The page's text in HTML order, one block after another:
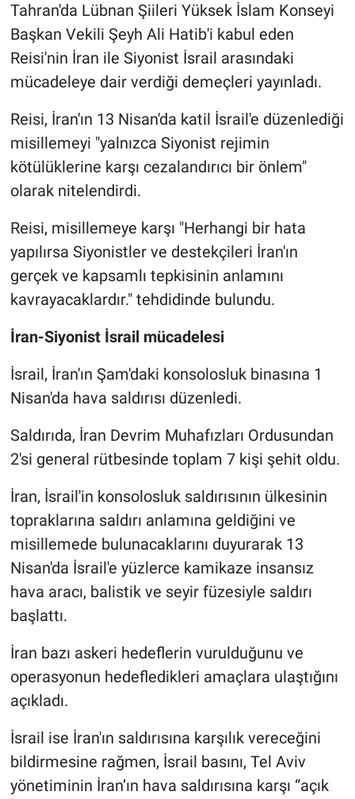
Tahran'da Lübnan Şiileri Yüksek İslam Konseyi
Başkan Vekili Şeyh Ali Hatib'i kabul eden
Reisi'nin İran ile Siyonist İsrail arasındaki
mücadeleye dair verdiği demeçleri yayınladı.
Reisi, İran'ın 13 Nisan'da katil İsrail'e düzenlediği
misillemeyi "yalnızca Siyonist rejimin
kötülüklerine karşı cezalandırıcı bir önlem"
olarak nitelendirdi.
Reisi, misillemeye karşı "Herhangi bir hata
yapılırsa Siyonistler ve destekçileri İran'ın
gerçek ve kapsamlı tepkisinin anlamını
kavrayacaklardır." tehdidinde bulundu.
İran-Siyonist İsrail mücadelesi
İsrail, İran'ın Şam'daki konsolosluk binasına 1
Nisan'da hava saldırısı düzenledi.
Saldırıda, İran Devrim Muhafızları Ordusundan
2'si general rütbesinde toplam 7 kişi şehit oldu.
İran, İsrail'in konsolosluk saldırısının ülkesinin
topraklarına saldırı anlamına geldiğini ve
misillemede bulunacaklarını duyurarak 13
Nisan'da İsrail'e yüzlerce kamikaze insansız
hava aracı, balistik ve seyir füzesiyle saldırı
başlattı.
İran bazı askeri hedeflerin vurulduğunu ve
operasyonun hedefledikleri amaçlara ulaştığını
açıkladı.
İsrail ise İran'ın saldırısına karşılık vereceğini
bildirmesine rağmen, İsrail basını, Tel Aviv
yönetiminin İran’ın hava saldırısına karşı “açık